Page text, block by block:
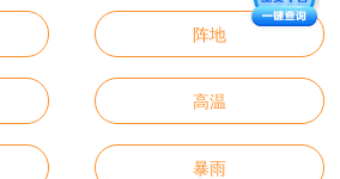
阵地
高温
暴雨